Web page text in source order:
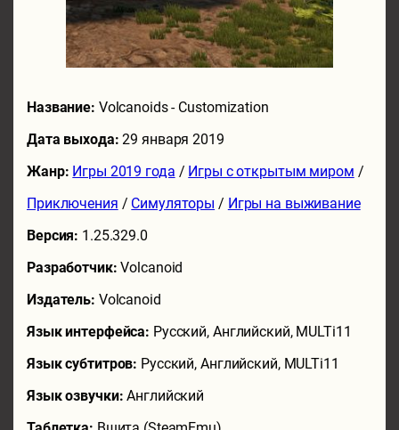
Название: Volcanoids - Customization
Дата выхода:29 января 2019
Жанр: Игры 2019 года / Игры с открытым миром /
Приключения / Симуляторы / Игры на выживание
Версия: 1.25.329.0
Разработчик:Volcanoid
Издатель: Volcanoid
Язык интерфейса: Русский, Английский, MULTi11
Язык субтитров: Русский, Английский, MULTi11
Язык озвучки:Английский